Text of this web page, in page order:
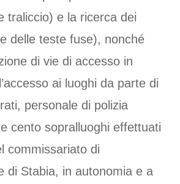
traliccio) e la ricerca dei
delle teste fuse), nonché
di vie di accesso in
ai luoghi da parte di
personale di polizia
cento sopralluoghi effettuati
commissariato di
di Stabia, in autonomia e a